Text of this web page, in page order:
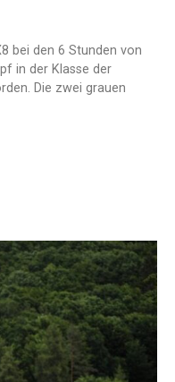
bei den 6 Stunden von
in der Klasse der
Die zwei grauen